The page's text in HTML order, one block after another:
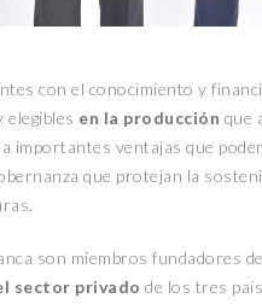
con el conocimiento y
elegibles en la producción que
importantes ventajas que
que protejan la
son miembros fundadores
sector privado de los tres